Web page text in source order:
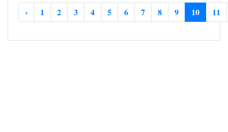
‹ 1 2 3 4 5 6 7 8 9 10 11